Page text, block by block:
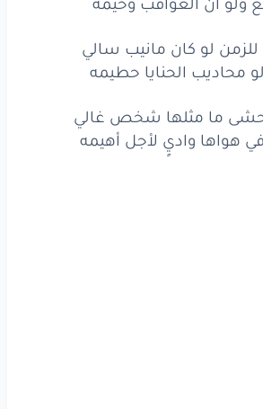
www.lyrics-
لو كان مانيب سالي
محاديب الحنايا حطيمه
حشى ما مثلها شخص غالي
هواها واديٍ لأجل أهيمه